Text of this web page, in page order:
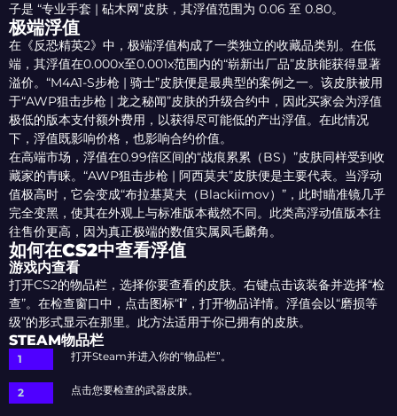
子是 “专业手套 | 砧木网”皮肤，其浮值范围为 0.06 至 0.80。
极端浮值
在《反恐精英2》中，极端浮值构成了一类独立的收藏品类别。在低
端，其浮值在0.000x至0.001x范围内的“崭新出厂品”皮肤能获得显著
溢价。“M4A1-S步枪 | 骑士”皮肤便是最典型的案例之一。该皮肤被用
于“AWP狙击步枪 | 龙之秘闻”皮肤的升级合约中，因此买家会为浮值
极低的版本支付额外费用，以获得尽可能低的产出浮值。在此情况
下，浮值既影响价格，也影响合约价值。
在高端市场，浮值在0.99倍区间的“战痕累累（BS）”皮肤同样受到收
藏家的青睐。“AWP狙击步枪 | 阿西莫夫”皮肤便是主要代表。当浮动
值极高时，它会变成“布拉基莫夫（Blackiimov）”，此时瞄准镜几乎
完全变黑，使其在外观上与标准版本截然不同。此类高浮动值版本往
往售价更高，因为真正极端的数值实属凤毛麟角。
如何在CS2中查看浮值
游戏内查看
打开CS2的物品栏，选择你要查看的皮肤。右键点击该装备并选择“检
查”。在检查窗口中，点击图标“i”，打开物品详情。浮值会以“磨损等
级”的形式显示在那里。此方法适用于你已拥有的皮肤。
STEAM物品栏
打开Steam并进入你的“物品栏”。
点击您要检查的武器皮肤。